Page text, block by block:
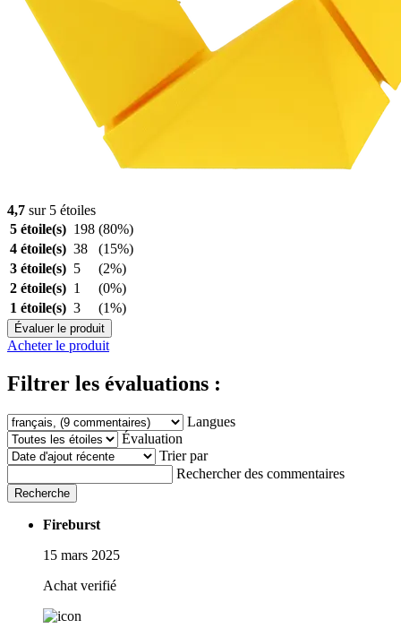
4,7 sur 5 étoiles
5 étoile(s) 198 (80%)
4 étoile(s) 38
(15%)
3 étoile(s) 5
(2%)
2 étoile(s) 1
(0%)
1 étoile(s) 3 (1%)
Évaluer le produit
Acheter le produit
Filtrer les évaluations :
Langues
Évaluation
Trier par
Rechercher des commentaires
Recherche
Fireburst
15 mars 2025
Achat verifié